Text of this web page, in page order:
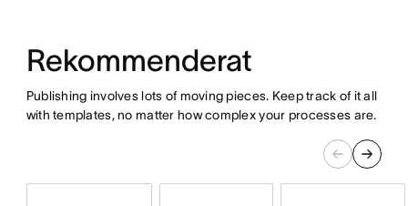
Rekommenderat
Publishing involves lots of moving pieces. Keep track of it all
with templates, no matter how complex your processes are.